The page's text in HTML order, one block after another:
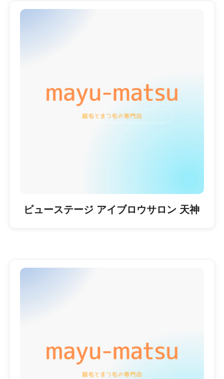
ビューステージ アイブロウサロン 天神